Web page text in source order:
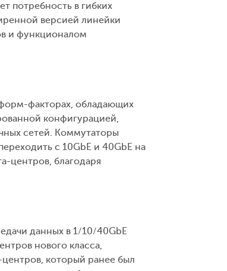
потребность в гибких
версией линейки
и функционалом
факторах, обладающих
конфигурацией,
сетей. Коммутаторы
с 10GbE и 40GbE на
центров, благодаря
данных в 1/10/40GbE
нового класса,
который ранее был